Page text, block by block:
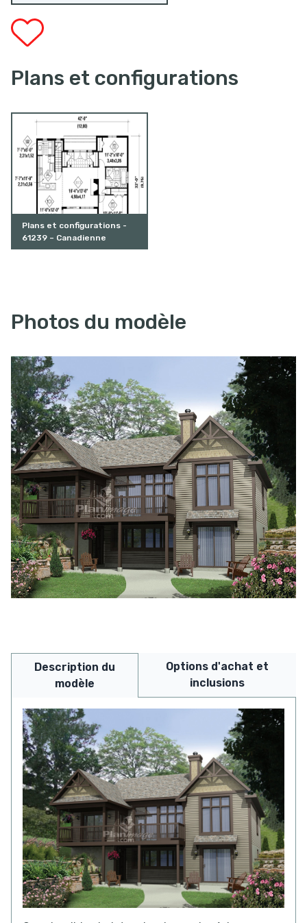
Plans et configurations
Plans et configurations -
61239 – Canadienne
Photos du modèle
Description du
modèle
Options d'achat et
inclusions